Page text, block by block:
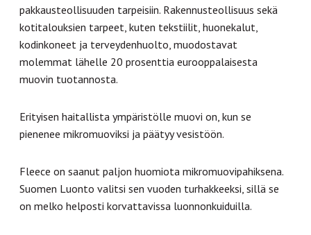
pakkausteollisuuden tarpeisiin. Rakennusteollisuus sekä
kotitalouksien tarpeet, kuten tekstiilit, huonekalut,
kodinkoneet ja terveydenhuolto, muodostavat
molemmat lähelle 20 prosenttia eurooppalaisesta
muovin tuotannosta.
Erityisen haitallista ympäristölle muovi on, kun se
pienenee mikromuoviksi ja päätyy vesistöön.
Fleece on saanut paljon huomiota mikromuovipahiksena.
Suomen Luonto valitsi sen vuoden turhakkeeksi, sillä se
on melko helposti korvattavissa luonnonkuiduilla.